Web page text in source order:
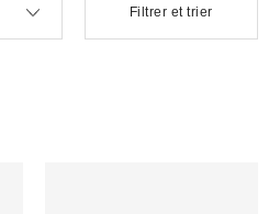
Filtrer et trier